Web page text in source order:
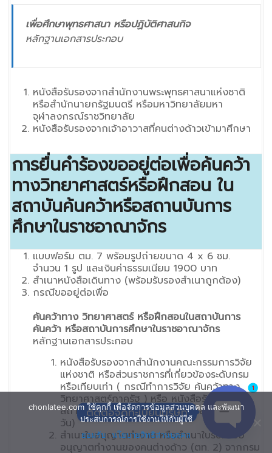
เพื่อศึกษาพุทธศาสนา หรือปฏิบัติศาสนกิจ
หลักฐานเอกสารประกอบ
หนังสือรับรองจากสำนักงานพระพุทธศาสนาแห่งชาติ
หรือสำนักนายกรัฐมนตรี หรือมหาวิทยาลัยมหา
จุฬาลงกรณ์ราชวิทยาลัย
หนังสือรับรองจากเจ้าอาวาสที่คนต่างด้าวเข้ามาศึกษา
การยื่นคำร้องขออยู่ต่อเพื่อค้นคว้า
ทางวิทยาศาสตร์หรือฝึกสอน ใน
สถาบันค้นคว้าหรือสถานบันการ
ศึกษาในราชอาณาจักร
แบบฟอร์ม ตม. 7 พร้อมรูปถ่ายขนาด 4 x 6 ซม.
จำนวน 1 รูป และเงินค่าธรรมเนียม 1900 บาท
สำเนาหนังสือเดินทาง (พร้อมรับรองสำเนาถูกต้อง)
กรณีขออยู่ต่อเพื่อ
ค้นคว้าทาง วิทยาศาสตร์ หรือฝึกสอนในสถาบันการ
ค้นคว้า หรือสถาบันการศึกษาในราชอาณาจักร
หลักฐานเอกสารประกอบ
หนังสือรับรองจากสำนักงานคณะกรรมการวิจัย
แห่งชาติ หรือส่วนราชการที่เกี่ยวข้องระดับกรม
หรือเทียบเท่า ( กรณีทำการวิจัย ค้นคว้าทาง
วิทยาศาสตร์ภาครัฐ ) หรือ หนังสือรับรองจาก
สถานทูต สถานกงสุล ( กรณีระยะสั้นไม่เกิน 90
วัน)
สำเนาใบอนุญาตทำงาน หรือสำเนาใบรับคำขอ
อนุญาตทำงานของคนต่างด้าว (ตท. 2) จากกรม
chonlatee.com ใช้คุกกี้ เพื่อจัดการข้อมูลส่วนบุคคล และพัฒนา
ประสบการณ์การใช้งานให้กับผู้ใช้
ยอมรับ
นโยบายสิทธิส่วนบุคคล
ติดต่อจดทะเบียนบริษัท
Open
1